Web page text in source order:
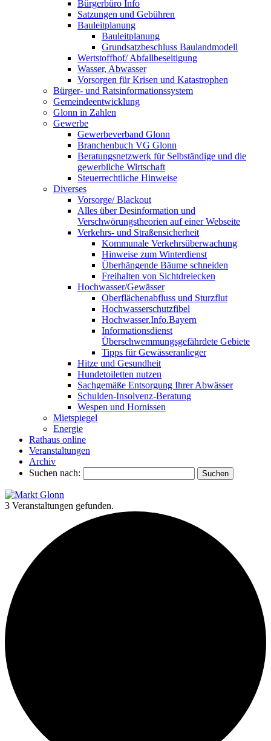
Bürgerbüro Info
Satzungen und Gebühren
Bauleitplanung
Bauleitplanung
Grundsatzbeschluss Baulandmodell
Wertstoffhof/ Abfallbeseitigung
Wasser, Abwasser
Vorsorgen für Krisen und Katastrophen
Bürger- und Ratsinformationssystem
Gemeindeentwicklung
Glonn in Zahlen
Gewerbe
Gewerbeverband Glonn
Branchenbuch VG Glonn
Beratungsnetzwerk für Selbständige und die
gewerbliche Wirtschaft
Steuerrechtliche Hinweise
Diverses
Vorsorge/ Blackout
Alles über Desinformation und
Verschwörungstheorien auf einer Webseite
Verkehrs- und Straßensicherheit
Kommunale Verkehrsüberwachung
Hinweise zum Winterdienst
Überhängende Bäume schneiden
Freihalten von Sichtdreiecken
Hochwasser/Gewässer
Oberflächenabfluss und Sturzflut
Hochwasserschutzfibel
Hochwasser.Info.Bayern
Informationsdienst
Überschwemmungsgefährdete Gebiete
Tipps für Gewässeranlieger
Hitze und Gesundheit
Hundetoiletten nutzen
Sachgemäße Entsorgung Ihrer Abwässer
Schulden-Insolvenz-Beratung
Wespen und Hornissen
Mietspiegel
Energie
Rathaus online
Veranstaltungen
Archiv
Suchen nach:
3 Veranstaltungen gefunden.